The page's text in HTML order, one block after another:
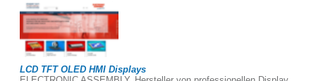
LCD TFT OLED HMI Displays